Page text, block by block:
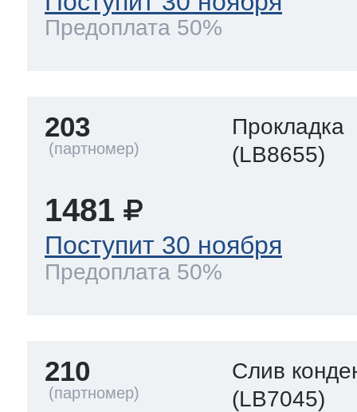
Предоплата 50%
203
Прокладка
(LB8655)
1481
Поступит 30 ноября
Предоплата 50%
210
Слив
(LB7045)